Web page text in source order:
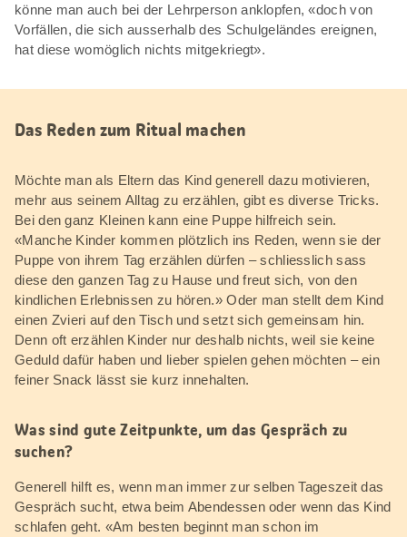
könne man auch bei der Lehrperson anklopfen, «doch von
Vorfällen, die sich ausserhalb des Schulgeländes ereignen,
hat diese womöglich nichts mitgekriegt».
Das Reden zum Ritual machen
Möchte man als Eltern das Kind generell dazu motivieren,
mehr aus seinem Alltag zu erzählen, gibt es diverse Tricks.
Bei den ganz Kleinen kann eine Puppe hilfreich sein.
«Manche Kinder kommen plötzlich ins Reden, wenn sie der
Puppe von ihrem Tag erzählen dürfen – schliesslich sass
diese den ganzen Tag zu Hause und freut sich, von den
kindlichen Erlebnissen zu hören.» Oder man stellt dem Kind
einen Zvieri auf den Tisch und setzt sich gemeinsam hin.
Denn oft erzählen Kinder nur deshalb nichts, weil sie keine
Geduld dafür haben und lieber spielen gehen möchten – ein
feiner Snack lässt sie kurz innehalten.
Was sind gute Zeitpunkte, um das Gespräch zu
suchen?
Generell hilft es, wenn man immer zur selben Tageszeit das
Gespräch sucht, etwa beim Abendessen oder wenn das Kind
schlafen geht. «Am besten beginnt man schon im